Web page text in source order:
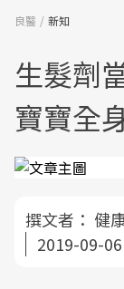
良醫 新知
生髮劑
寶寶全
撰文者： 健
2019-09-06